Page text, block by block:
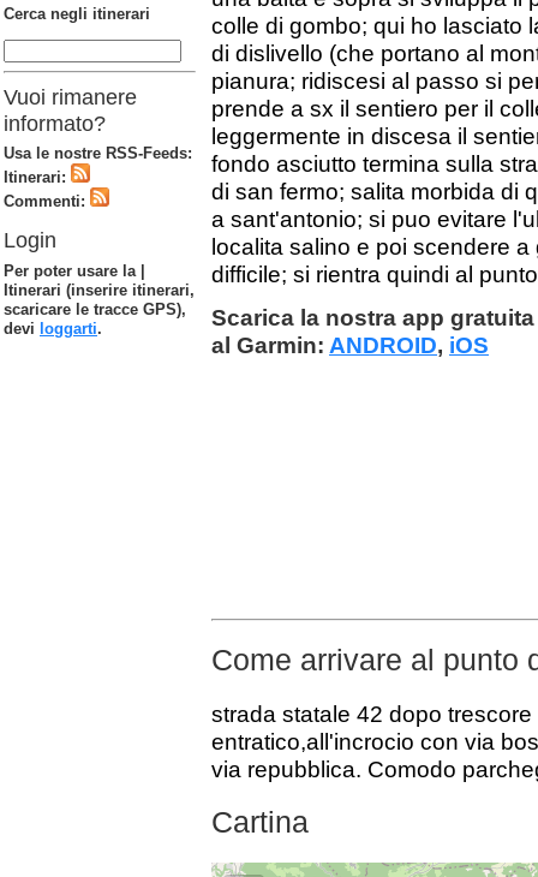
colle di gombo; qui ho lasciato
di dislivello (che portano al
pianura; ridiscesi al passo si
prende a sx il sentiero per il
leggermente in discesa il
fondo asciutto termina sulla
di san fermo; salita morbida di
a sant'antonio; si puo evitare
localita salino e poi scendere
difficile; si rientra quindi al
Scarica la nostra app
al Garmin: ANDROID, iOS
Come arrivare al punto
strada statale 42 dopo
entratico,all'incrocio con via
via repubblica. Comodo
Cartina
Cerca negli itinerari
Vuoi rimanere
informato?
Usa le nostre RSS-Feeds:
Itinerari:
Commenti:
Login
Per poter usare la |
Itinerari (inserire itinerari,
scaricare le tracce GPS),
devi loggarti.